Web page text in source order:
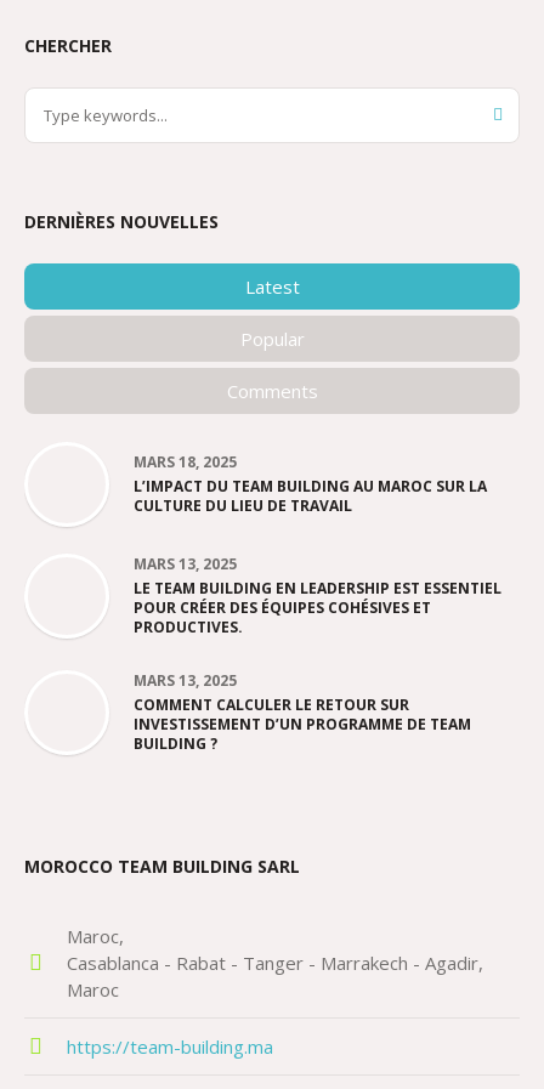
CHERCHER
DERNIÈRES NOUVELLES
Latest
Popular
Comments
MARS 18, 2025
L’IMPACT DU TEAM BUILDING AU MAROC SUR LA
CULTURE DU LIEU DE TRAVAIL
MARS 13, 2025
LE TEAM BUILDING EN LEADERSHIP EST ESSENTIEL
POUR CRÉER DES ÉQUIPES COHÉSIVES ET
PRODUCTIVES.
MARS 13, 2025
COMMENT CALCULER LE RETOUR SUR
INVESTISSEMENT D’UN PROGRAMME DE TEAM
BUILDING ?
MOROCCO TEAM BUILDING SARL
Maroc
Casablanca - Rabat - Tanger - Marrakech - Agadir
Maroc
https://team-building.ma